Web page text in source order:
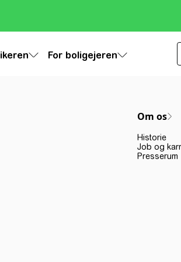
For boligejeren
Om os
Historie
Job og
Presserum